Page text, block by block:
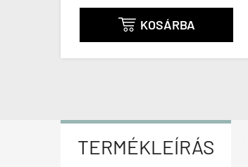
 KOSÁRBA
TERMÉKLEÍRÁS